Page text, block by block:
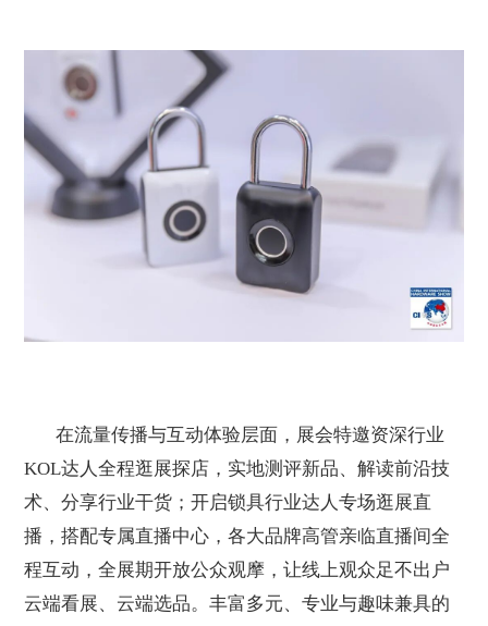
在流量传播与互动体验层面，展会特邀资深行业
KOL达人全程逛展探店，实地测评新品、解读前沿技
术、分享行业干货；开启锁具行业达人专场逛展直
播，搭配专属直播中心，各大品牌高管亲临直播间全
程互动，全展期开放公众观摩，让线上观众足不出户
云端看展、云端选品。丰富多元、专业与趣味兼具的